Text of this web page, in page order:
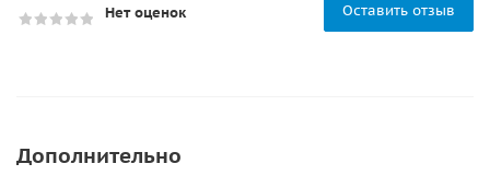
Нет оценок Оставить отзыв
Дополнительно